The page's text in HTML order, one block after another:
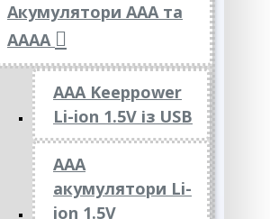
Акумулятори ААА та
АААА
AAA Keeppower
Li-ion 1.5V із USB
ААА
акумулятори Li-
ion 1.5V